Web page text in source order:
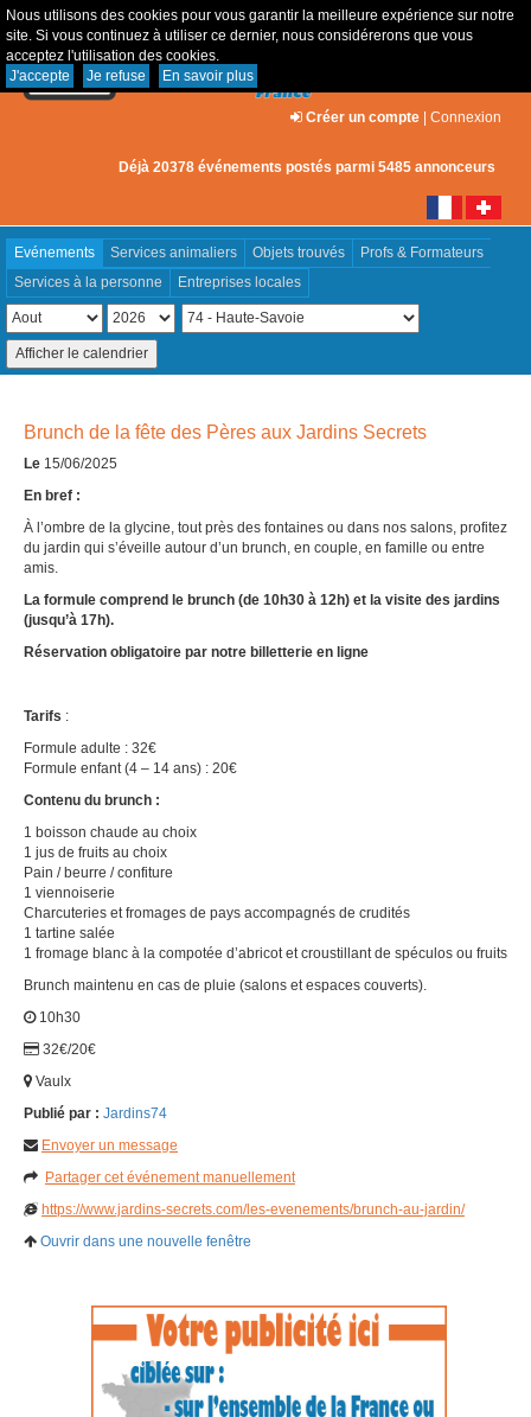
Nous utilisons des cookies pour vous garantir la meilleure expérience sur notre
site. Si vous continuez à utiliser ce dernier, nous considérerons que vous
acceptez l'utilisation des cookies.
J'accepte
Je refuse En savoir plus
Créer un compte | Connexion
Déjà 20378 événements postés parmi 5485 annonceurs
Evénements Services animaliers Objets trouvés
Profs & Formateurs
Services à la personne
Entreprises locales
Brunch de la fête des Pères aux Jardins Secrets
Le 15/06/2025
En bref :
À l’ombre de la glycine, tout près des fontaines ou dans nos salons, profitez
du jardin qui s’éveille autour d’un brunch, en couple, en famille ou entre
amis.
La formule comprend le brunch (de 10h30 à 12h) et la visite des jardins
(jusqu’à 17h).
Réservation obligatoire par notre billetterie en ligne
Tarifs :
Formule adulte : 32€
Formule enfant (4 – 14 ans) : 20€
Contenu du brunch :
1 boisson chaude au choix
1 jus de fruits au choix
Pain / beurre / confiture
1 viennoiserie
Charcuteries et fromages de pays accompagnés de crudités
1 tartine salée
1 fromage blanc à la compotée d’abricot et croustillant de spéculos ou fruits
Brunch maintenu en cas de pluie (salons et espaces couverts).
10h30
32€/20€
Vaulx
Publié par : Jardins74
Envoyer un message
Partager cet événement manuellement
https://www.jardins-secrets.com/les-evenements/brunch-au-jardin/
Ouvrir dans une nouvelle fenêtre